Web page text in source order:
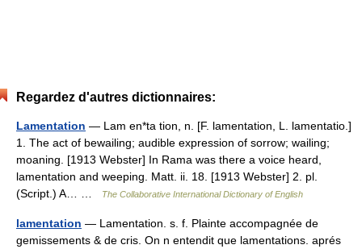
Regardez d'autres dictionnaires:
Lamentation — Lam en*ta tion, n. [F. lamentation, L. lamentatio.]
1. The act of bewailing; audible expression of sorrow; wailing;
moaning. [1913 Webster] In Rama was there a voice heard,
lamentation and weeping. Matt. ii. 18. [1913 Webster] 2. pl.
(Script.) A… …
The Collaborative International Dictionary of English
lamentation — Lamentation. s. f. Plainte accompagnée de
gemissements & de cris. On n entendit que lamentations. aprés